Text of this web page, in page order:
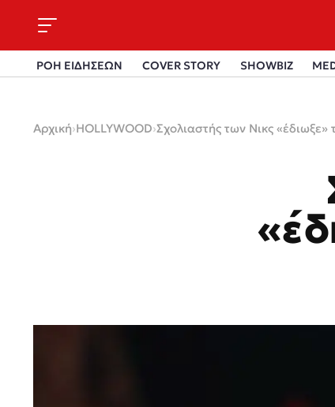
ΡΟΗ ΕΙΔΗΣΕΩΝ COVER STORY SHOWBIZ
Αρχική›HOLLYWOOD›Σχολιαστής των Νικς